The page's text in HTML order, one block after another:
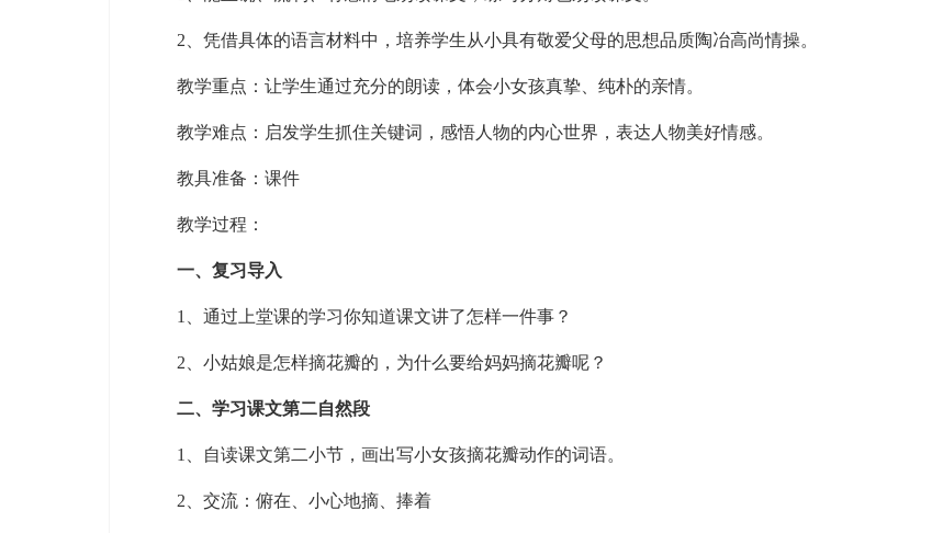
2、凭借具体的语言材料中，培养学生从小具有敬爱父母的思想品质陶冶高尚情操。
教学重点：让学生通过充分的朗读，体会小女孩真挚、纯朴的亲情。
教学难点：启发学生抓住关键词，感悟人物的内心世界，表达人物美好情感。
教具准备：课件
教学过程：
一、复习导入
1、通过上堂课的学习你知道课文讲了怎样一件事？
2、小姑娘是怎样摘花瓣的，为什么要给妈妈摘花瓣呢？
二、学习课文第二自然段
1、自读课文第二小节，画出写小女孩摘花瓣动作的词语。
2、交流：俯在、小心地摘、捧着